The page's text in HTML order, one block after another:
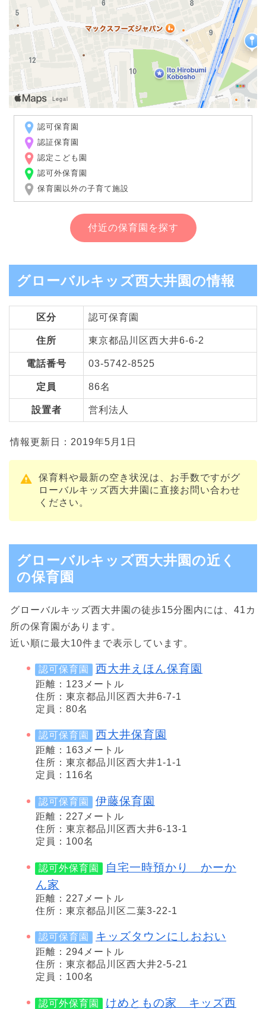
認可保育園
認証保育園
認定こども園
認可外保育園
保育園以外の子育て施設
付近の保育園を探す
グローバルキッズ西大井園の情報
区分 認可保育園
住所 東京都品川区西大井6-6-2
電話番号 03-5742-8525
定員 86名
設置者 営利法人
情報更新日：2019年5月1日
保育料や最新の空き状況は、お手数ですがグ
ローバルキッズ西大井園に直接お問い合わせ
ください。
グローバルキッズ西大井園の近く
の保育園
グローバルキッズ西大井園の徒歩15分圏内には、41カ
所の保育園があります。
近い順に最大10件まで表示しています。
認可保育園 西大井えほん保育園
距離：123メートル
住所：東京都品川区西大井6-7-1
定員：80名
認可保育園 西大井保育園
距離：163メートル
住所：東京都品川区西大井1-1-1
定員：116名
認可保育園 伊藤保育園
距離：227メートル
住所：東京都品川区西大井6-13-1
定員：100名
認可外保育園
自宅一時預かり かーか
ん家
距離：227メートル
住所：東京都品川区二葉3-22-1
認可保育園 キッズタウンにしおおい
距離：294メートル
住所：東京都品川区西大井2-5-21
定員：100名
認可外保育園 けめともの家 キッズ西